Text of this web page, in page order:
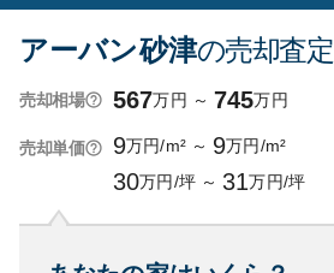
アーバン砂津の売却査
売却相場 567万円 ～ 745万円
売却単価 9万円/m² ～ 9万円/m²
30万円/坪 ～ 31万円/坪